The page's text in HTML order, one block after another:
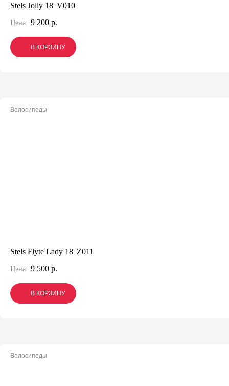
Stels Jolly 18' V010
Цена: 9 200 р.
В КОРЗИНУ
В КОРЗИНУ
В КОРЗИНУ
Велосипеды
Stels Flyte Lady 18' Z011
Цена: 9 500 р.
В КОРЗИНУ
В КОРЗИНУ
В КОРЗИНУ
Велосипеды